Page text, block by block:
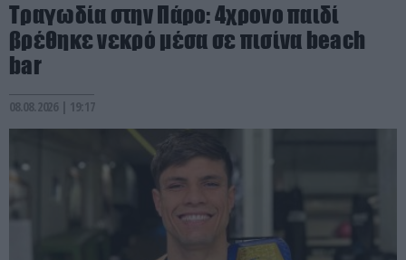
Τραγωδία στην Πάρο: 4χρονο παιδί
βρέθηκε νεκρό μέσα σε πισίνα beach
bar
08.08.2026 | 19:17